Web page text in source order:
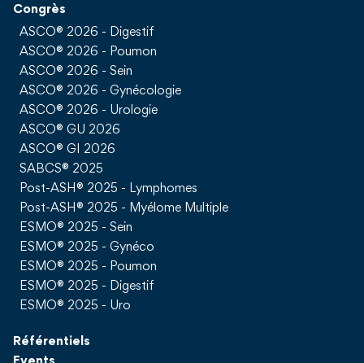
Congrès
ASCO® 2026 - Digestif
ASCO® 2026 - Poumon
ASCO® 2026 - Sein
ASCO® 2026 - Gynécologie
ASCO® 2026 - Urologie
ASCO® GU 2026
ASCO® GI 2026
SABCS® 2025
Post-ASH® 2025 - Lymphomes
Post-ASH® 2025 - Myélome Multiple
ESMO® 2025 - Sein
ESMO® 2025 - Gynéco
ESMO® 2025 - Poumon
ESMO® 2025 - Digestif
ESMO® 2025 - Uro
Référentiels